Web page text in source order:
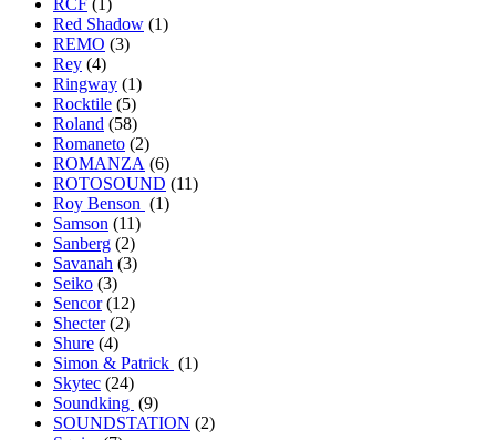
Red Shadow (1)
REMO (3)
Rey (4)
Ringway (1)
Rocktile (5)
Roland (58)
Romaneto (2)
ROMANZA (6)
ROTOSOUND (11)
Roy Benson (1)
Samson (11)
Sanberg (2)
Savanah (3)
Seiko (3)
Sencor(12)
Shecter(2)
Shure (4)
Simon & Patrick (1)
Skytec (24)
Soundking (9)
SOUNDSTATION (2)